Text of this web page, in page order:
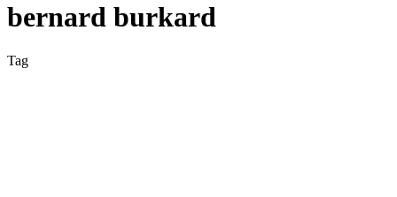
bernard burkard
Tag